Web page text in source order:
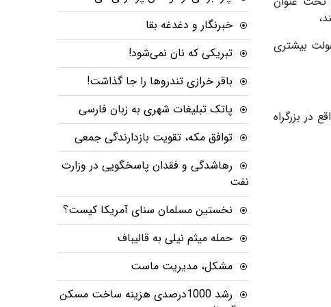
با سهولت بیشتری
در بزرگراه
خبرنگار و دغدغه بقا
تبریکی که نان نمی‌شود!
باقر خرازی تندروها را جا گذاشت!
پاتک تبلیغات شهری به زبان فارسی
توافق مکه، تقویت بازدارندگی جمعی
رهاشدگی و فقدان پاسخگویی در وزارت
نفت
نخستین مسلمان سنای آمریکا کیست؟
حمله میثم نیلی به قالیباف
مشکل، مدیریت ماست
رشد 1000درصدی هزینه ساخت مسکن